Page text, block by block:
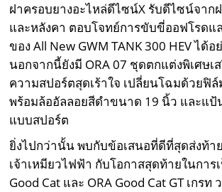
ฝาครอบยางอะไหล่ดีไซน์X รับดีไซน์จาก
และหลังคา ตอบโจทย์การขับขี่ออฟโรดแ
ของ All New GWM TANK 300 HEV ได้อ
นอกจากนี้ยังมี ORA 07 ชุดตกแต่งพิเศษ
ความสปอร์ตสุดเร้าใจ เปลี่ยนโฉมด้วยฟิ
พร้อมล้ออัลลอยสีดำขนาด 19 นิ้ว และแป้
แบบสปอร์ต
ยิ่งไปกว่านั้น พบกับข้อเสนอที่ดีที่สุดส่งท้า
เจ้าเหมียวไฟฟ้า กับโอกาสสุดท้ายในการ
Good Cat และ ORA Good Cat GT เกรท